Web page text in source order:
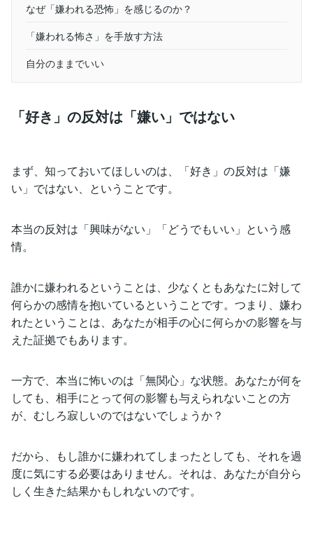
なぜ「嫌われる恐怖」を感じるのか？
「嫌われる怖さ」を手放す方法
自分のままでいい
「好き」の反対は「嫌い」ではない
まず、知っておいてほしいのは、「好き」の反対は「嫌
い」ではない、ということです。
本当の反対は「興味がない」「どうでもいい」という感
情。
誰かに嫌われるということは、少なくともあなたに対して
何らかの感情を抱いているということです。つまり、嫌わ
れたということは、あなたが相手の心に何らかの影響を与
えた証拠でもあります。
一方で、本当に怖いのは「無関心」な状態。あなたが何を
しても、相手にとって何の影響も与えられないことの方
が、むしろ寂しいのではないでしょうか？
だから、もし誰かに嫌われてしまったとしても、それを過
度に気にする必要はありません。それは、あなたが自分ら
しく生きた結果かもしれないのです。